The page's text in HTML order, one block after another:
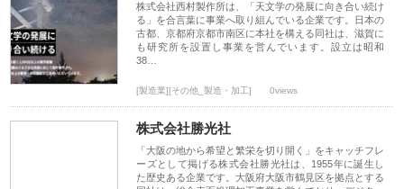
株式会社西村製作所は、「天文学の発展に向き合い続け
る」を合言葉に事業へ取り組んでいる企業です。日本の
古都、京都府京都市南区に本社を構える同社は、滋賀に
も研究所を設置し事業を営んでいます。設立は昭和
38…
[製造業][その他_製造・加工] 0views
株式会社勝光社
「大阪の地から希望と繁栄を切り開く」をキャッチフレ
ーズとして掲げる株式会社勝光社は、1955年に誕生し
た歴史ある企業です。大阪府大阪市鶴見区を拠点とする